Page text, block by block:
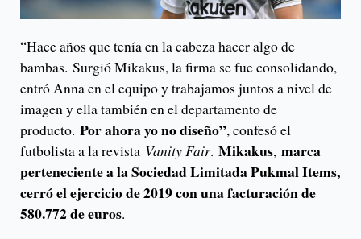
“Hace años que tenía en la cabeza hacer algo de
bambas. Surgió Mikakus, la firma se fue consolidando,
entró Anna en el equipo y trabajamos juntos a nivel de
imagen y ella también en el departamento de
producto. Por ahora yo no diseño”, confesó el
futbolista a la revista Vanity Fair. Mikakus, marca
perteneciente a la Sociedad Limitada Pukmal Items,
cerró el ejercicio de 2019 con una facturación de
580.772 de euros.